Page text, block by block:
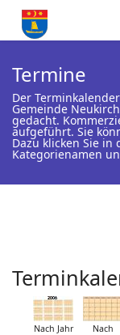
Termine
Der
Gemeinde
gedacht.
aufgeführt. Sie
Dazu klicken Sie
Kategorienamen
Nach Jahr
Nach